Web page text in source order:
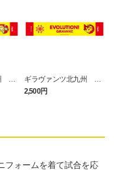
キ
ギラヴァンツ北九州 ピ
カチュウ タオルマフラー
2,500円
フォームを着て試合を応